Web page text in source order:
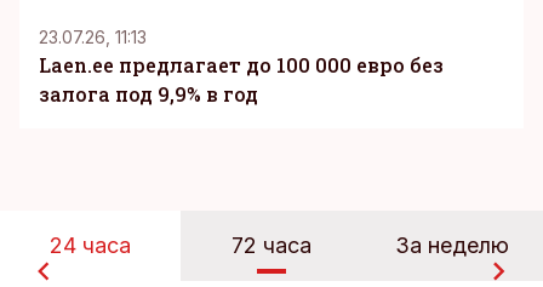
23.07.26, 11:13
Laen.ee предлагает до 100 000 евро без
залога под 9,9% в год
24 часа 72 часа За неделю